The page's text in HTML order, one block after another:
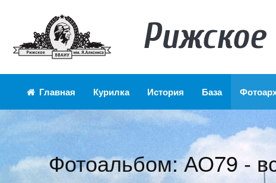
Главная Курилка История База
Фотоальбом: АО79 -